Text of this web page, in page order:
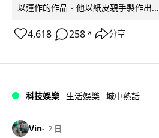
以運作的作品。他以紙皮親手製作出...
4,618 258 ↗ 分享
科技娛樂 生活娛樂 城中熱話
Vin 2 日